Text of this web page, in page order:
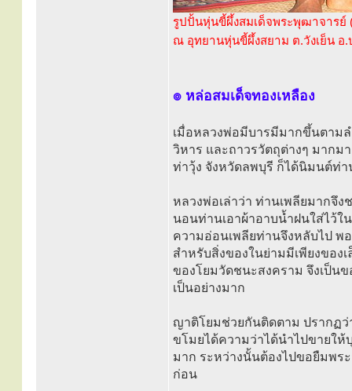
รูปปั้นหุ่นขี้ผึ้งสมเด็จพระพุฒาจารย์
ณ อุทยานหุ่นขี้ผึ้งสยาม ต.วังเย็น อ.
๏ หล่อสมเด็จทองเหลือง
เมื่อหลวงพ่อมีบารมีมากขึ้นตาม
วิหาร และถาวรวัตถุต่างๆ มาก
ท่าวุ้ง จังหวัดลพบุรี ก็ได้นิมนต์ท่า
หลวงพ่อเล่าว่า ท่านเพลียมากจึ
นอนท่านเอาผ้าอาบน้ำฝนใส่ไว้ใ
ความอ่อนเพลียท่านจึงหลับไป พ
สำหรับสิ่งของในย่ามมีเพียงของ
ของโยมวัดชนะสงคราม จึงเป็น
เป็นอย่างมาก
ญาติโยมช่วยกันติดตาม ปรากฏว่
ขโมยได้ความว่าได้นำไปขายใ
มาก ระหว่างนั้นต้องไปขอยืมพระ
ก่อน